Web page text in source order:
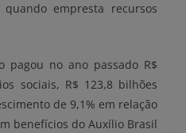
empresta recursos
pagou no ano passado R$
sociais, R$ 123,8 bilhões
de 9,1% em relação
benefícios do Auxílio Brasil